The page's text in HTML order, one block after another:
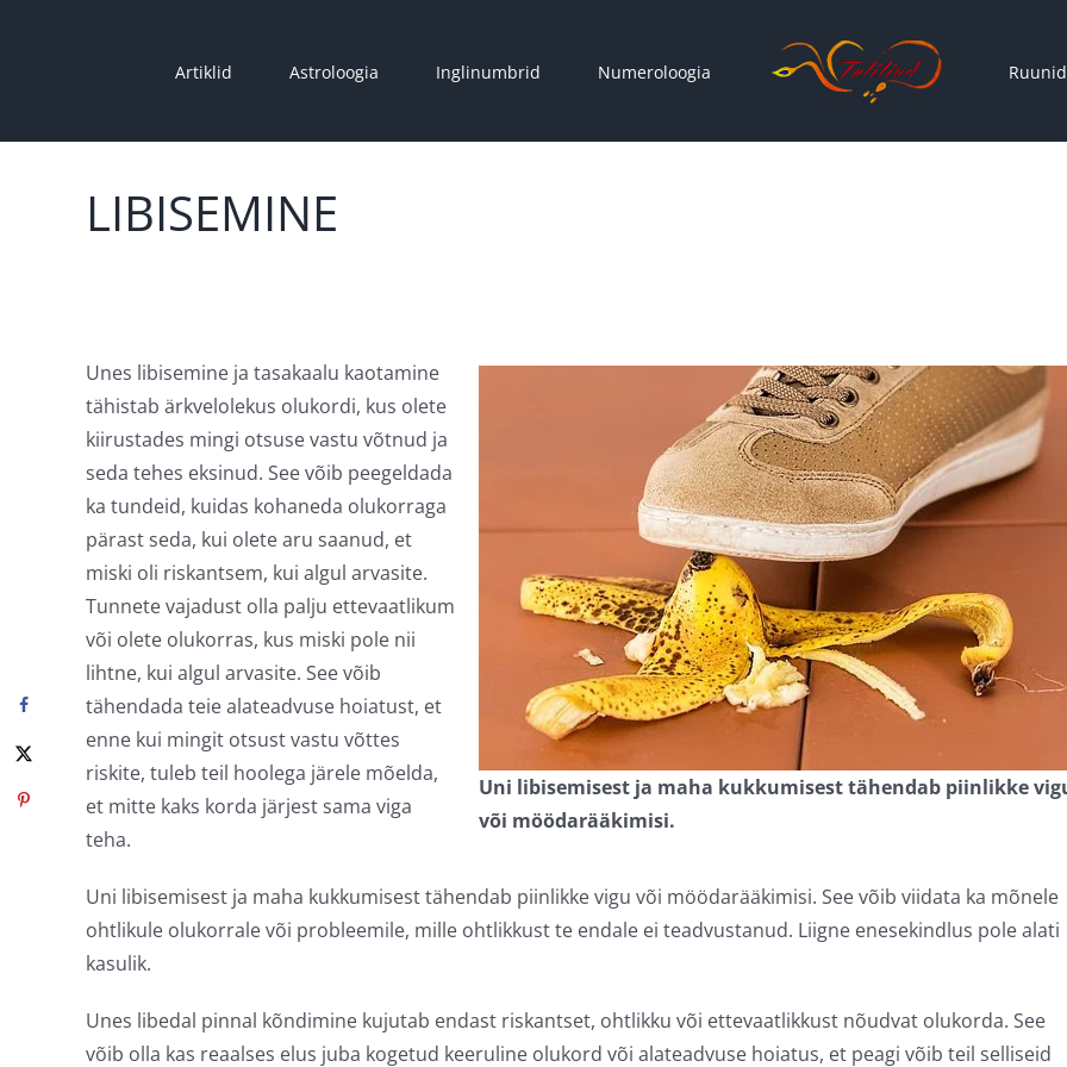
Artiklid Astroloogia Inglinumbrid Numeroloogia Ruunid
LIBISEMINE
Uni libisemisest ja maha kukkumisest tähendab piinlikke
või möödarääkimisi.
Unes libisemine ja tasakaalu kaotamine
tähistab ärkvelolekus olukordi, kus olete
kiirustades mingi otsuse vastu võtnud ja
seda tehes eksinud. See võib peegeldada
ka tundeid, kuidas kohaneda olukorraga
pärast seda, kui olete aru saanud, et
miski oli riskantsem, kui algul arvasite.
Tunnete vajadust olla palju ettevaatlikum
või olete olukorras, kus miski pole nii
lihtne, kui algul arvasite. See võib
tähendada teie alateadvuse hoiatust, et
enne kui mingit otsust vastu võttes
riskite, tuleb teil hoolega järele mõelda,
et mitte kaks korda järjest sama viga
teha.
Uni libisemisest ja maha kukkumisest tähendab piinlikke vigu või möödarääkimisi. See võib viidata ka mõnele
ohtlikule olukorrale või probleemile, mille ohtlikkust te endale ei teadvustanud. Liigne enesekindlus pole alati
kasulik.
Unes libedal pinnal kõndimine kujutab endast riskantset, ohtlikku või ettevaatlikkust nõudvat olukorda. See
võib olla kas reaalses elus juba kogetud keeruline olukord või alateadvuse hoiatus, et peagi võib teil selliseid